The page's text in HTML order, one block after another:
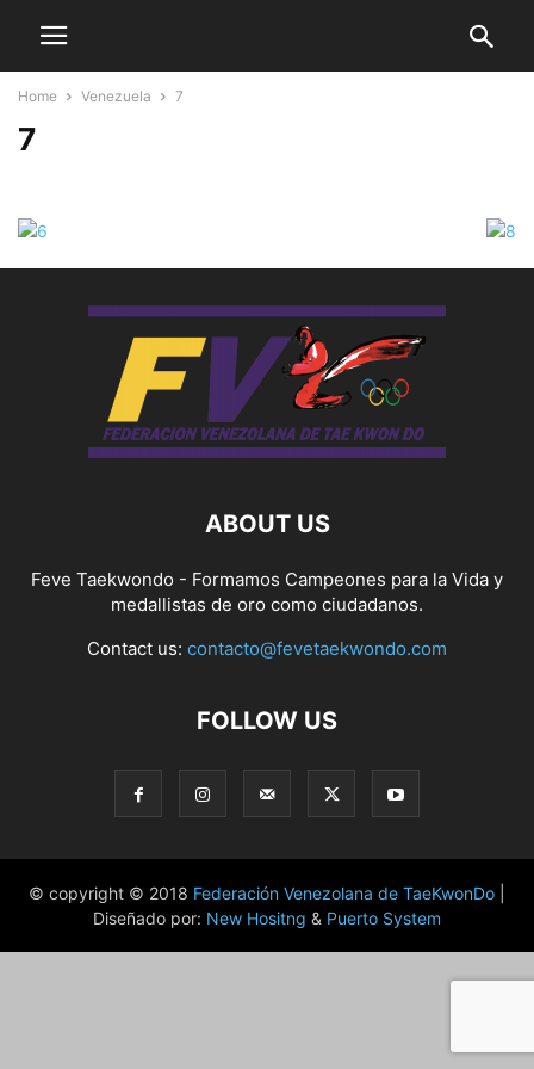
Home Venezuela 7
7
ABOUT US
Feve Taekwondo - Formamos Campeones para la Vida y
medallistas de oro como ciudadanos.
Contact us: contacto@fevetaekwondo.com
FOLLOW US
© copyright © 2018 Federación Venezolana de TaeKwonDo
Diseñado por: New Hositng & Puerto System